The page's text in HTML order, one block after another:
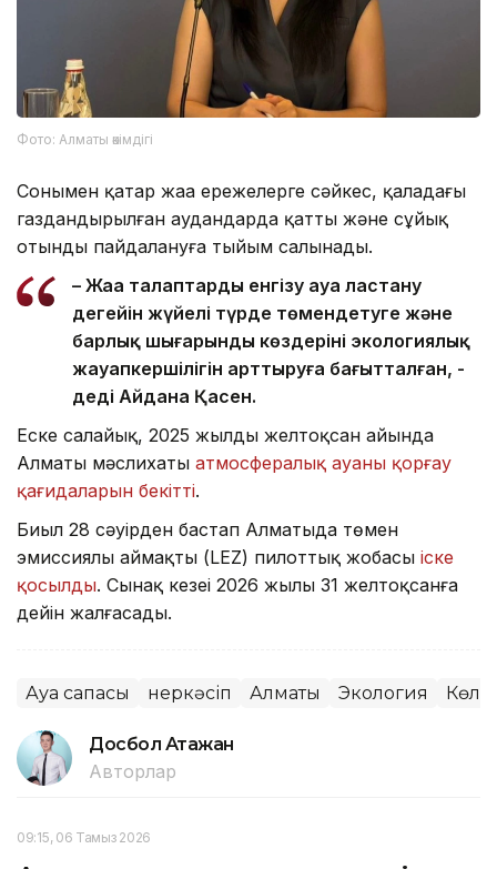
Фото: Алматы әкімдігі
Сонымен қатар жаңа ережелерге сәйкес, қаладағы
газдандырылған аудандарда қатты және сұйық
отынды пайдалануға тыйым салынады.
– Жаңа талаптарды енгізу ауа ластану
деңгейін жүйелі түрде төмендетуге және
барлық шығарынды көздерінің экологиялық
жауапкершілігін арттыруға бағытталған, -
деді Айдана Қасен.
Еске салайық, 2025 жылдың желтоқсан айында
Алматы мәслихаты атмосфералық ауаны қорғау
қағидаларын бекітті.
Биыл 28 сәуірден бастап Алматыда төмен
эмиссиялы аймақтың (LEZ) пилоттық жобасы іске
қосылды. Сынақ кезеңі 2026 жылы 31 желтоқсанға
дейін жалғасады.
Ауа сапасы Өнеркәсіп Алматы Экология Көлік
Досбол Атажан
Авторлар
09:15, 06 Тамыз 2026